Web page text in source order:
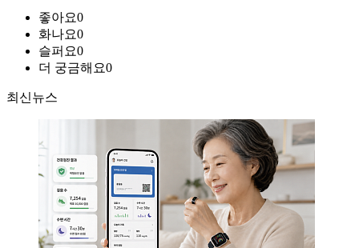
좋아요0
화나요0
슬퍼요0
더 궁금해요0
최신뉴스